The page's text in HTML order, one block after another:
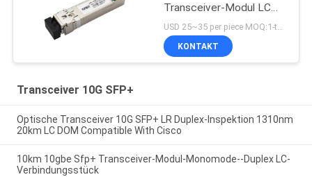
Transceiver-Modul LC
DDM
KONTAKT
Transceiver 10G SFP+
Optische Transceiver 10G SFP+ LR Duplex-Inspektion 1310nm
20km LC DOM Compatible With Cisco
10km 10gbe Sfp+ Transceiver-Modul-Monomode--Duplex LC-
Verbindungsstück